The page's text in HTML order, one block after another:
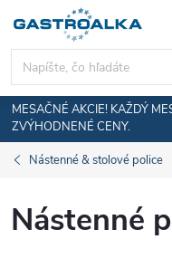
obsah
MESAČNÉ AKCIE! KAŽDÝ
ZVÝHODNENÉ CENY.
Nástenné & stolové police
Nástenné